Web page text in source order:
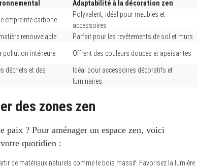
Adaptabilité à la décoration zen
empreinte carbone
Polyvalent, idéal pour meubles et
accessoires
renouvelable
Parfait pour les revêtements de sol et murs
pollution intérieure Offrent des couleurs douces et apaisantes
déchets et des
Idéal pour accessoires décoratifs et
luminaires
des zones zen
paix ? Pour aménager un espace zen, voici
quotidien :
de matériaux naturels comme le bois massif. Favorisez la lumière